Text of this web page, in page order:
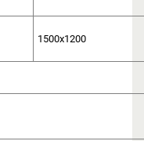
1500х1200